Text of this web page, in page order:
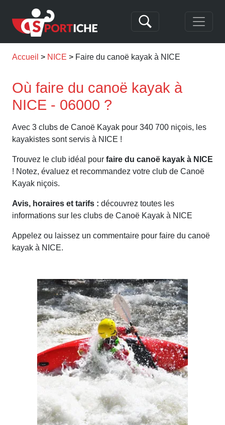
Accueil NICE Faire du canoë kayak à NICE
Où faire du canoë kayak à
NICE - 06000 ?
Avec 3 clubs de Canoë Kayak pour 340 700 niçois, les
kayakistes sont servis à NICE !
Trouvez le club idéal pour faire du canoë kayak à NICE
! Notez, évaluez et recommandez votre club de Canoë
Kayak niçois.
Avis, horaires et tarifs : découvrez toutes les
informations sur les clubs de Canoë Kayak à NICE
Appelez ou laissez un commentaire pour faire du canoë
kayak à NICE.